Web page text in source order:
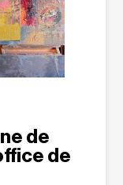
de
de